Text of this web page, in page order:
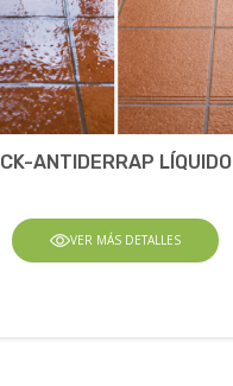
CK-ANTIDERRAP LÍQUIDO
VER MÁS DETALLES